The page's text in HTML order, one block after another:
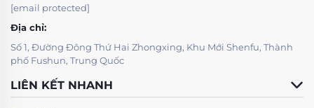
[email protected]
Địa chỉ:
Số 1, Đường Đông Thứ Hai Zhongxing, Khu Mới Shenfu, Thành
phố Fushun, Trung Quốc
LIÊN KẾT NHANH